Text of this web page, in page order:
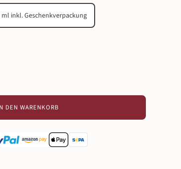
ml inkl. Geschenkverpackung
den gewünschten Wert ein oder
DEN WARENKORB